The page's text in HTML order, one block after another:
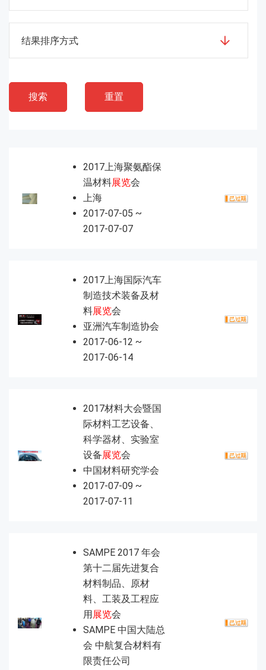
结果排序方式
搜索 重置
2017上海聚氨酯保
温材料展览会
上海
2017-07-05 ~
2017-07-07
2017上海国际汽车
制造技术装备及材
料展览会
亚洲汽车制造协会
2017-06-12 ~
2017-06-14
2017材料大会暨国
际材料工艺设备、
科学器材、实验室
设备展览会
中国材料研究学会
2017-07-09 ~
2017-07-11
SAMPE 2017 年会
第十二届先进复合
材料制品、原材
料、工装及工程应
用展览会
SAMPE 中国大陆总
会 中航复合材料有
限责任公司